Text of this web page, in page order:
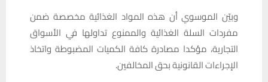
وبيّن الموسوي أن هذه المواد الغذائية مخصصة ضمن
مفردات السلة الغذائية والممنوع تداولها في الأسواق
التجارية، مؤكدا مصادرة كافة الكميات المضبوطة واتخاذ
الإجراءات القانونية بحق المخالفين.